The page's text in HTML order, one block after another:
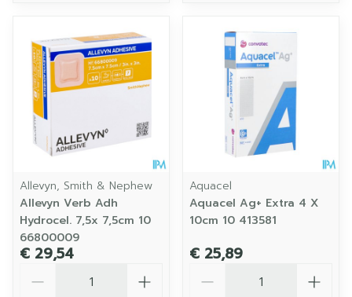
Allevyn, Smith & Nephew
Allevyn Verb Adh
Hydrocel. 7,5x 7,5cm 10
66800009
€ 29,54
Aquacel
Aquacel Ag+ Extra 4 X
10cm 10 413581
€ 25,89